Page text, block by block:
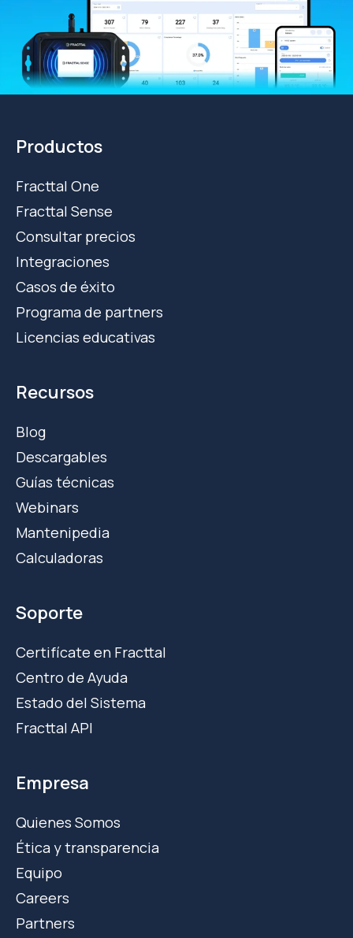
Productos
Fracttal One
Fracttal Sense
Consultar precios
Integraciones
Casos de éxito
Programa de partners
Licencias educativas
Recursos
Blog
Descargables
Guías técnicas
Webinars
Mantenipedia
Calculadoras
Soporte
Certifícate en Fracttal
Centro de Ayuda
Estado del Sistema
Fracttal API
Empresa
Quienes Somos
Ética y transparencia
Equipo
Careers
Partners